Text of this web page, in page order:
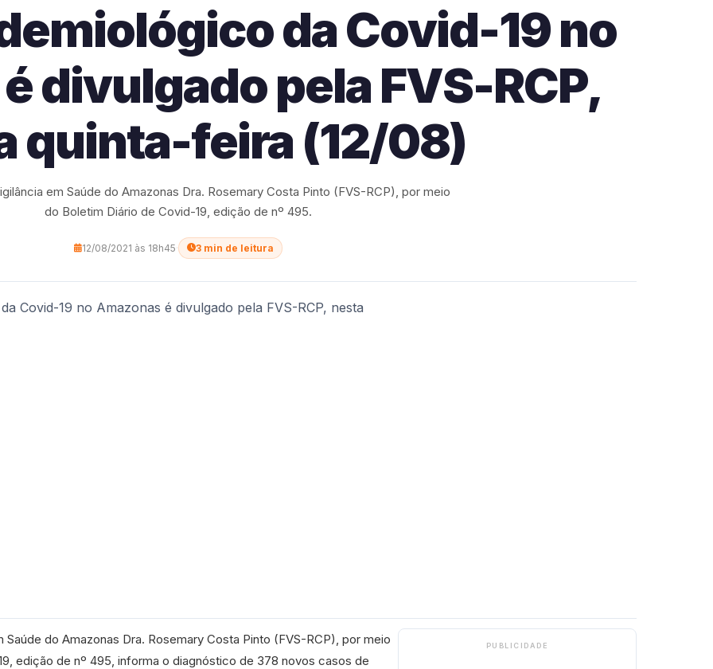
da Covid-19 no
divulgado pela FVS-RCP,
quinta-feira (12/08)
em Saúde do Amazonas Dra. Rosemary Costa Pinto (FVS-RCP), por meio
do Boletim Diário de Covid-19, edição de nº 495.
12/08/2021 às 18h45· 3 min de leitura
Saúde do Amazonas Dra. Rosemary Costa Pinto (FVS-RCP), por meio
edição de nº 495, informa o diagnóstico de 378 novos casos de
PUBLICIDADE